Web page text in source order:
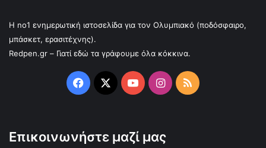
Η no1 ενημερωτική ιστοσελίδα για τον Ολυμπιακό (ποδόσφαιρο,
μπάσκετ, ερασιτέχνης).
Redpen.gr – Γιατί εδώ τα γράφουμε όλα κόκκινα.
Facebook
X YouTubeInstagram
RSS
Επικοινωνήστε μαζί μας